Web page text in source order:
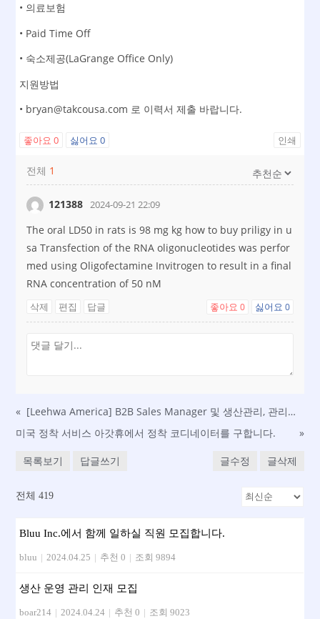
• 의료보험
• Paid Time Off
• 숙소제공(LaGrange Office Only)
지원방법
• bryan@takcousa.com 로 이력서 제출 바랍니다.
좋아요0 싫어요0 인쇄
전체 1
121388 2024-09-21 22:09
The oral LD50 in rats is 98 mg kg how to buy priligy in u
sa Transfection of the RNA oligonucleotides was perfor
med using Oligofectamine Invitrogen to result in a final
RNA concentration of 50 nM
삭제 편집 답글 좋아요 0 싫어요 0
«
[Leehwa America] B2B Sales Manager 및 생산관리, 관리회계
미국 정착 서비스 아갓휴에서 정착 코디네이터를 구합니다.
»
목록보기 답글쓰기 글수정 글삭제
전체 419
Bluu Inc.에서 함께 일하실 직원 모집합니다.
bluu | 2024.04.25 | 추천 0 | 조회 9894
생산 운영 관리 인재 모집
boar214 | 2024.04.24 | 추천 0 | 조회 9023